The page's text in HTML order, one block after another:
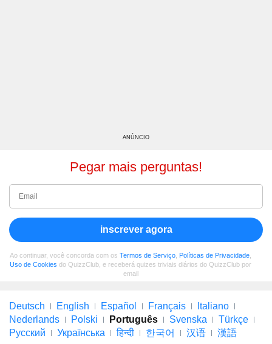
ANÚNCIO
Pegar mais perguntas!
inscrever agora
Ao continuar, você concorda com os Termos de Serviço Políticas de Privacidade
Uso de Cookies do QuizzClub, e receberá quizes triviais diários do QuizzClub por
email
Deutsch English Español Français
Italiano
Nederlands
Polski Português Svenska
Türkçe
Русский
Українська हिन्दी 한국어 汉语 漢語